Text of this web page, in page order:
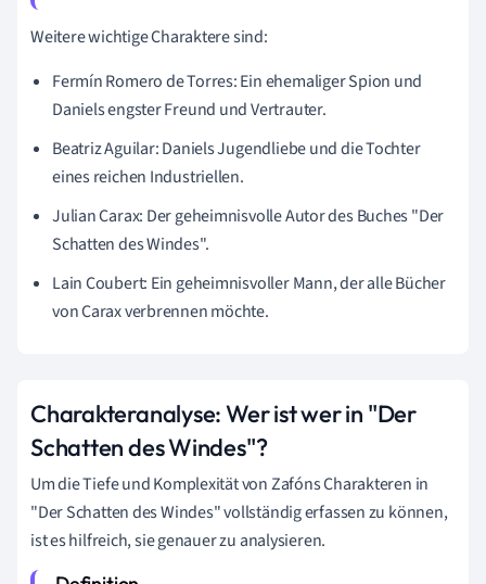
Weitere wichtige Charaktere sind:
Fermín Romero de Torres: Ein ehemaliger Spion und
Daniels engster Freund und Vertrauter.
Beatriz Aguilar: Daniels Jugendliebe und die Tochter
eines reichen Industriellen.
Julian Carax: Der geheimnisvolle Autor des Buches "Der
Schatten des Windes".
Lain Coubert: Ein geheimnisvoller Mann, der alle Bücher
von Carax verbrennen möchte.
Charakteranalyse: Wer ist wer in "Der
Schatten des Windes"?
Um die Tiefe und Komplexität von Zafóns Charakteren in
"Der Schatten des Windes" vollständig erfassen zu können,
ist es hilfreich, sie genauer zu analysieren.